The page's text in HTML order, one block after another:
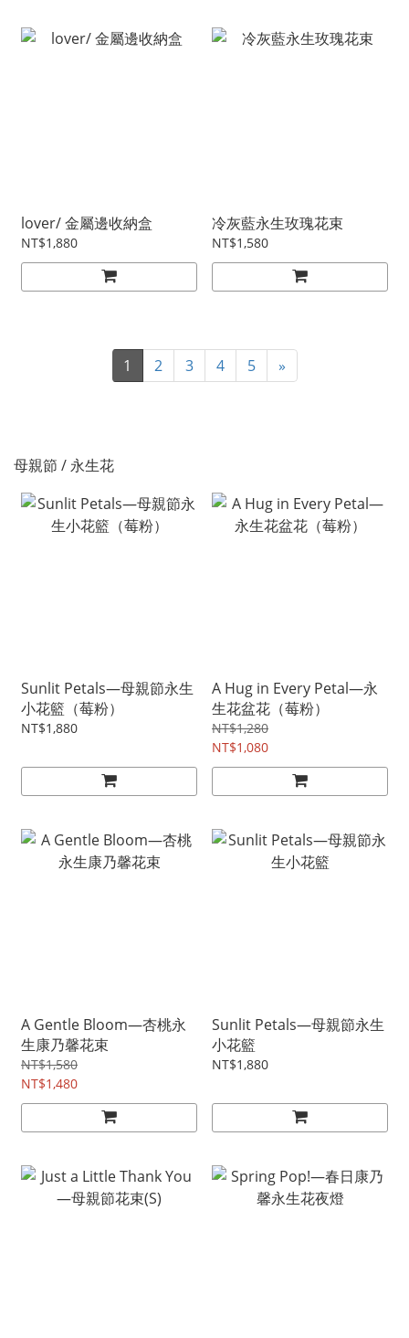
lover/ 金屬邊收納盒
NT$1,880
冷灰藍永生玫瑰花束
NT$1,580
1 2 3 4 5 »
母親節 / 永生花
Sunlit Petals—母親節永生
小花籃（莓粉）
NT$1,880
A Hug in Every Petal—永
生花盆花（莓粉）
NT$1,280
NT$1,080
A Gentle Bloom—杏桃永
生康乃馨花束
NT$1,580
NT$1,480
Sunlit Petals—母親節永生
小花籃
NT$1,880